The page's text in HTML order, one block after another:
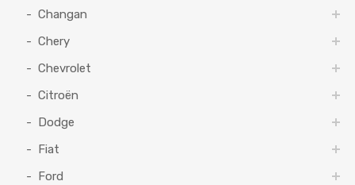
Changan
Chery
Chevrolet
Citroën
Dodge
Fiat
Ford